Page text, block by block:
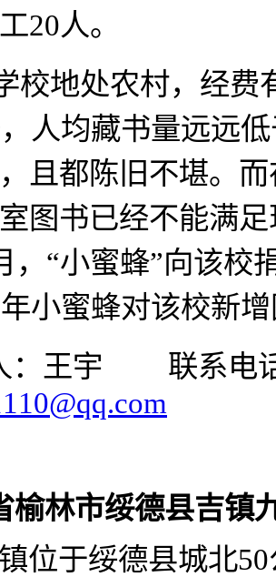
20人。
地处农村，经费
人均藏书量远远
且都陈旧不堪。
图书已经不能满
，“小蜜蜂”向该校
小蜜蜂对该校新
王宇 联系电话
榆林市绥德县吉镇
于绥德县城北50